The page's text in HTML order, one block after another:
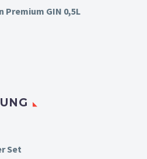
Premium GIN 0,5L
Set